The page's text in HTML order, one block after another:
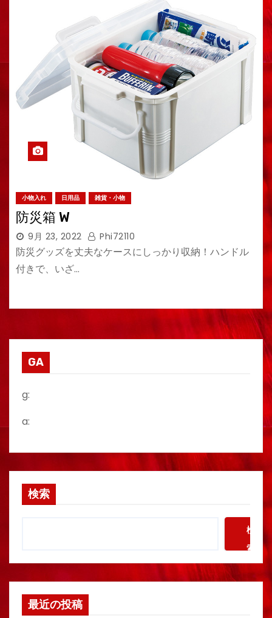
小物入れ 日用品 雑貨・小物
防災箱 W
9月 23, 2022 Phi72110
防災グッズを丈夫なケースにしっかり収納！ハンドル
付きで、いざ…
GA
g:
a:
検索
検
索
最近の投稿